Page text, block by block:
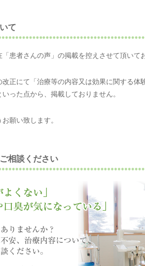
て
患者さんの声」の掲載を控えさせて頂いて
改正にて「治療等の内容又は効果に関する
った点から、掲載しておりません。
願い致します。
相談ください